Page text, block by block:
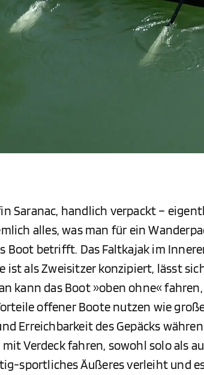
Saranac, handlich verpackt –
alles, was man für ein
Boot betrifft. Das Faltkajak im
ist als Zweisitzer konzipiert, lässt
kann das Boot »oben ohne«
offener Boote nutzen wie
Erreichbarkeit des Gepäcks
mit Verdeck fahren, sowohl solo als
sportliches Äußeres verleiht und